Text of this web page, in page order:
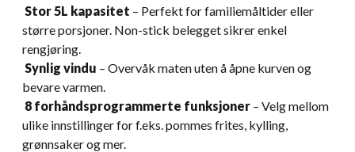
Stor 5L kapasitet – Perfekt for familiemåltider eller
større porsjoner. Non-stick belegget sikrer enkel
rengjøring.
Synlig vindu – Overvåk maten uten å åpne kurven og
bevare varmen.
8 forhåndsprogrammerte funksjoner – Velg mellom
ulike innstillinger for f.eks. pommes frites, kylling,
grønnsaker og mer.